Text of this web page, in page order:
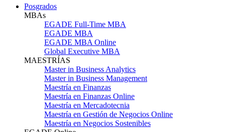
Posgrados
MBAs
EGADE Full-Time MBA
EGADE MBA
EGADE MBA Online
Global Executive MBA
MAESTRÍAS
Master in Business Analytics
Master in Business Management
Maestría en Finanzas
Maestría en Finanzas Online
Maestría en Mercadotecnia
Maestría en Gestión de Negocios Online
Maestría en Negocios Sostenibles